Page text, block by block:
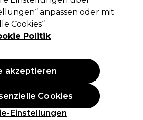
(PROFI-PREIS)anpassen oder mit
Cookies“
Politik
Einstellungen
Cookies
akzeptieren